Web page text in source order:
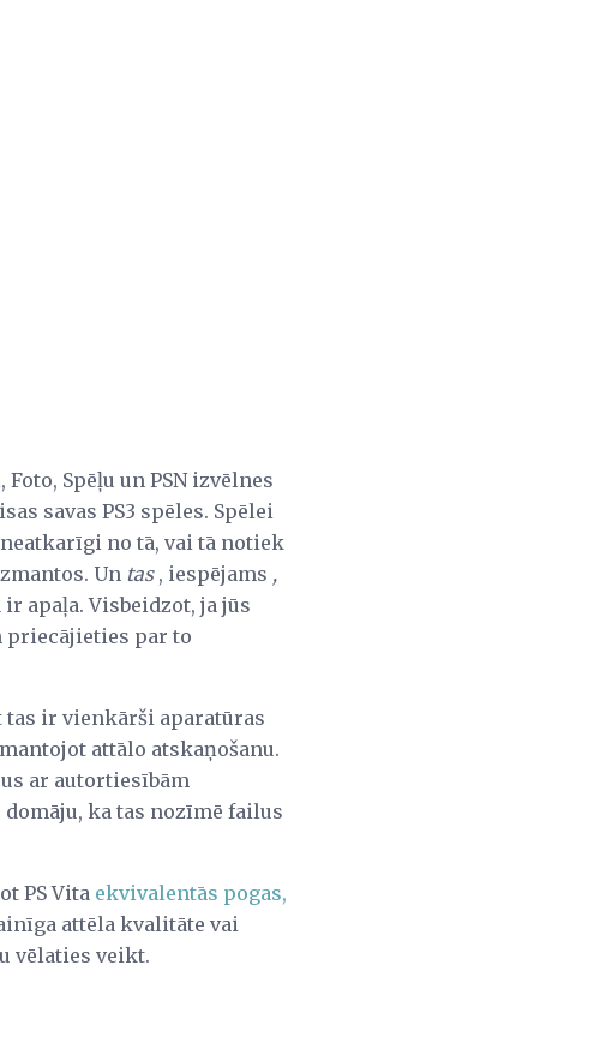
Spēļu un PSN izvēlnes
savas PS3 spēles. Spēlei
no tā, vai tā notiek
Un tas, iespējams ,
apaļa. Visbeidzot, ja jūs
priecājieties par to
tas ir vienkārši aparatūras
attālo atskaņošanu.
ar autortiesībām
ka tas nozīmē failus
PS Vita ekvivalentās pogas,
attēla kvalitāte vai
vēlaties veikt.